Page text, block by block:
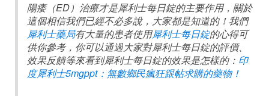
陽痿（ED）治療才是犀利士每日錠的主要作用，關於
這個相信我們已經不必多說，大家都是知道的！我們
犀利士藥局有大量的患者使用犀利士每日錠的心得可
供你參考，你可以通過大家對犀利士每日錠的評價、
效果反饋等來看到犀利士每日錠的效果是怎樣的： 印
度犀利士5mgppt：無數鄉民瘋狂跟帖求購的藥物！